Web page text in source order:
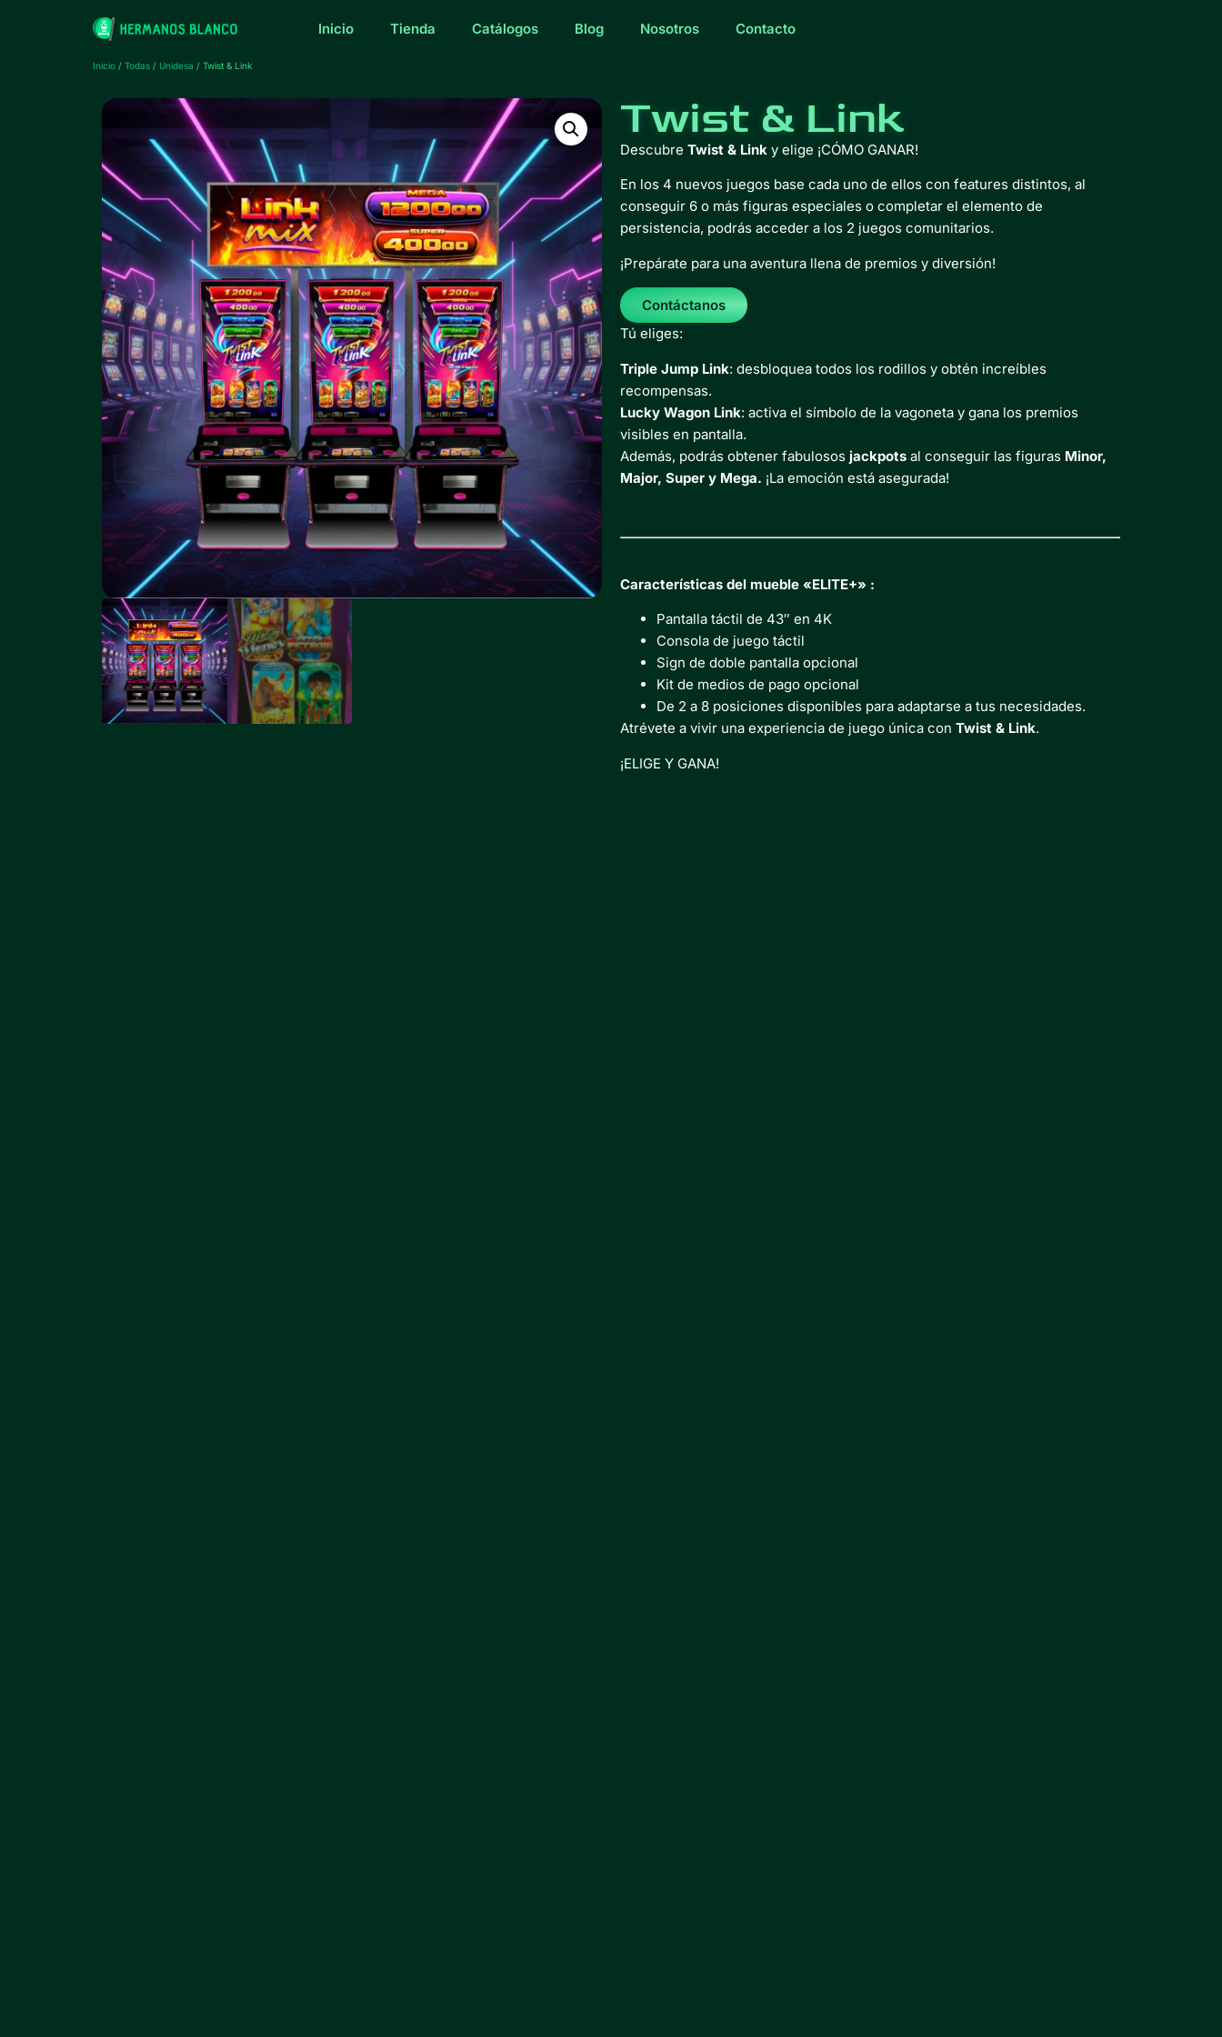
Inicio Tienda Catálogos Blog Nosotros Contacto
Inicio / Todas / Unidesa / Twist & Link
Twist & Link
Descubre Twist & Link y elige ¡CÓMO GANAR!
En los 4 nuevos juegos base cada uno de ellos con features distintos, al
conseguir 6 o más figuras especiales o completar el elemento de
persistencia, podrás acceder a los 2 juegos comunitarios.
¡Prepárate para una aventura llena de premios y diversión!
Contáctanos
Tú eliges:
Triple Jump Link: desbloquea todos los rodillos y obtén increíbles
recompensas.
Lucky Wagon Link: activa el símbolo de la vagoneta y gana los premios
visibles en pantalla.
Además, podrás obtener fabulosos jackpots al conseguir las figuras Minor,
Major, Super y Mega. ¡La emoción está asegurada!
Características del mueble «ELITE+» :
Pantalla táctil de 43″ en 4K
Consola de juego táctil
Sign de doble pantalla opcional
Kit de medios de pago opcional
De 2 a 8 posiciones disponibles para adaptarse a tus necesidades.
Atrévete a vivir una experiencia de juego única con Twist & Link.
¡ELIGE Y GANA!